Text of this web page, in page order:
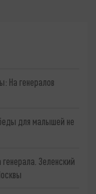
На генералов
для малышей не
Зеленский